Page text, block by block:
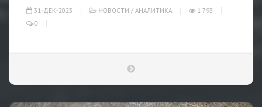
31-ДЕК-2023 НОВОСТИ / АНАЛИТИКА
1 793
0